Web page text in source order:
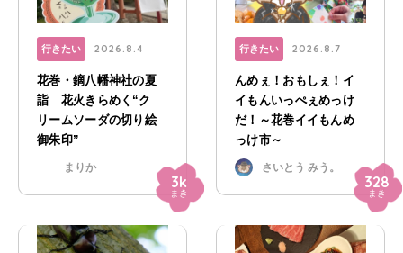
3k
まき
行きたい 2026.8.4
花巻・鏑八幡神社の夏
詣 花火きらめく“ク
リームソーダの切り絵
御朱印”
まりか
328
まき
行きたい 2026.8.7
んめぇ！おもしぇ！イ
イもんいっぺぇめっけ
だ！～花巻イイもんめ
っけ市～
さいとう みう。